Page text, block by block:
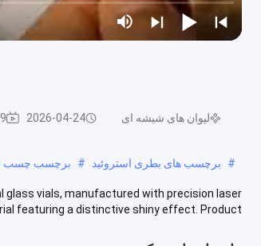
لیوان های شیشه ای 2026-04-24
# برچسب های بطری استروئید # برچسب چسب
glass vials, manufactured with precision laser
featuring a distinctive shiny effect. Product ...